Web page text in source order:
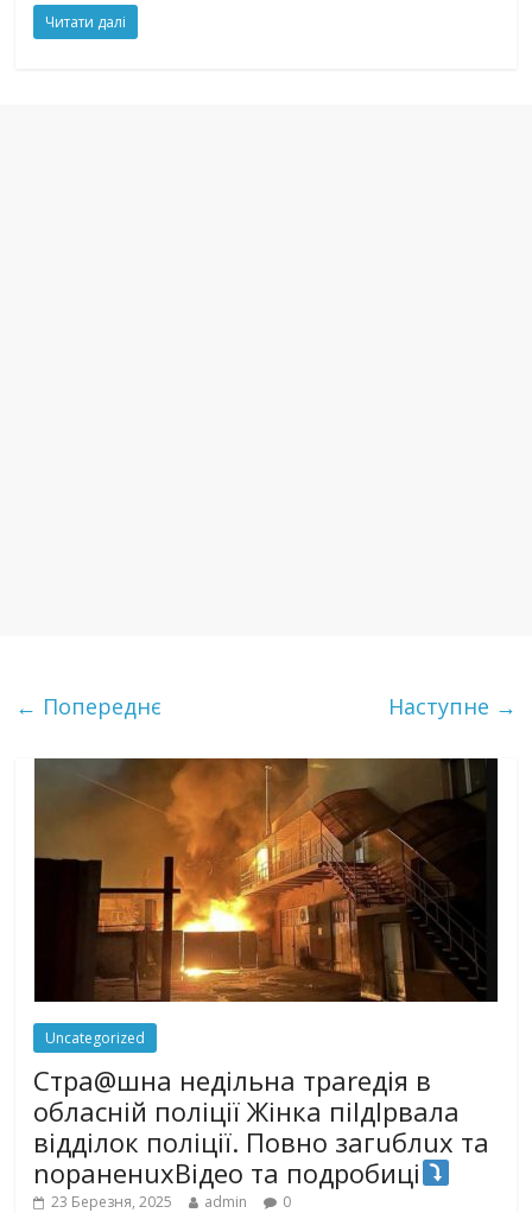
Читати далі
← Попереднє Наступне →
Uncategorized
Стра@шна недільна траrедія в
обласній поліції Жінка піlдlрвала
відділок поліції. Повно загuблuх та
nораненuхВідео та подробиці
23 Березня, 2025 admin 0